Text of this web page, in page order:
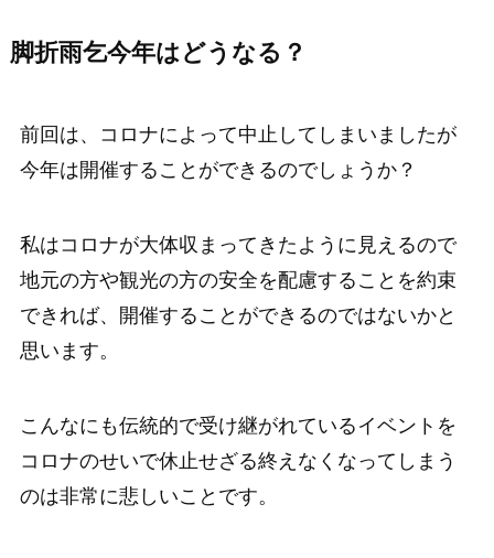
脚折雨乞今年はどうなる？
前回は、コロナによって中止してしまいましたが
今年は開催することができるのでしょうか？
私はコロナが大体収まってきたように見えるので
地元の方や観光の方の安全を配慮することを約束
できれば、開催することができるのではないかと
思います。
こんなにも伝統的で受け継がれているイベントを
コロナのせいで休止せざる終えなくなってしまう
のは非常に悲しいことです。